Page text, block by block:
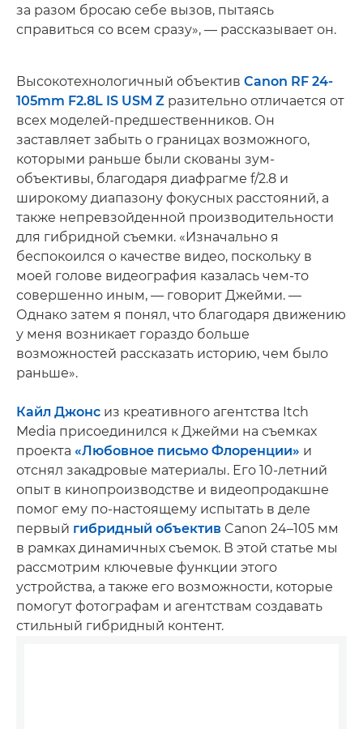
за разом бросаю себе вызов, пытаясь
справиться со всем сразу», — рассказывает он.
Высокотехнологичный объектив Canon RF 24-
105mm F2.8L IS USM Z разительно отличается от
всех моделей-предшественников. Он
заставляет забыть о границах возможного,
которыми раньше были скованы зум-
объективы, благодаря диафрагме f/2.8 и
широкому диапазону фокусных расстояний, а
также непревзойденной производительности
для гибридной съемки. «Изначально я
беспокоился о качестве видео, поскольку в
моей голове видеография казалась чем-то
совершенно иным, — говорит Джейми. —
Однако затем я понял, что благодаря движению
у меня возникает гораздо больше
возможностей рассказать историю, чем было
раньше».
Кайл Джонс из креативного агентства Itch
Media присоединился к Джейми на съемках
проекта «Любовное письмо Флоренции» и
отснял закадровые материалы. Его 10-летний
опыт в кинопроизводстве и видеопродакшне
помог ему по-настоящему испытать в деле
первый гибридный объектив Canon 24–105 мм
в рамках динамичных съемок. В этой статье мы
рассмотрим ключевые функции этого
устройства, а также его возможности, которые
помогут фотографам и агентствам создавать
стильный гибридный контент.